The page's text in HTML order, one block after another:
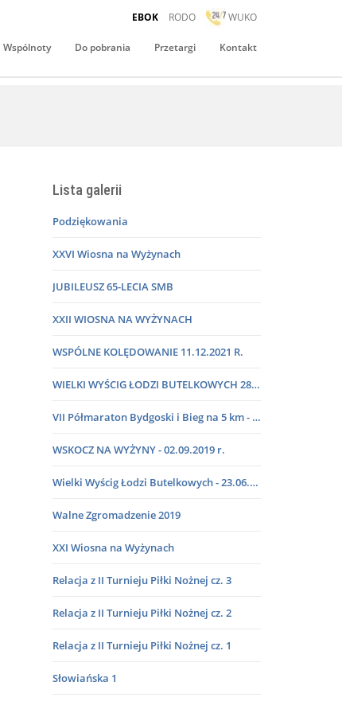
EBOK RODO
WUKO
Wspólnoty Do pobrania Przetargi Kontakt
Lista galerii
Podziękowania
XXVI Wiosna na Wyżynach
JUBILEUSZ 65-LECIA SMB
XXII WIOSNA NA WYŻYNACH
WSPÓLNE KOLĘDOWANIE 11.12.2021 R.
WIELKI WYŚCIG ŁODZI BUTELKOWYCH 28.08.2021 R.
VII Półmaraton Bydgoski i Bieg na 5 km - 13.10.2019 r.
WSKOCZ NA WYŻYNY - 02.09.2019 r.
Wielki Wyścig Łodzi Butelkowych - 23.06.2019 r.
Walne Zgromadzenie 2019
XXI Wiosna na Wyżynach
Relacja z II Turnieju Piłki Nożnej cz. 3
Relacja z II Turnieju Piłki Nożnej cz. 2
Relacja z II Turnieju Piłki Nożnej cz. 1
Słowiańska 1